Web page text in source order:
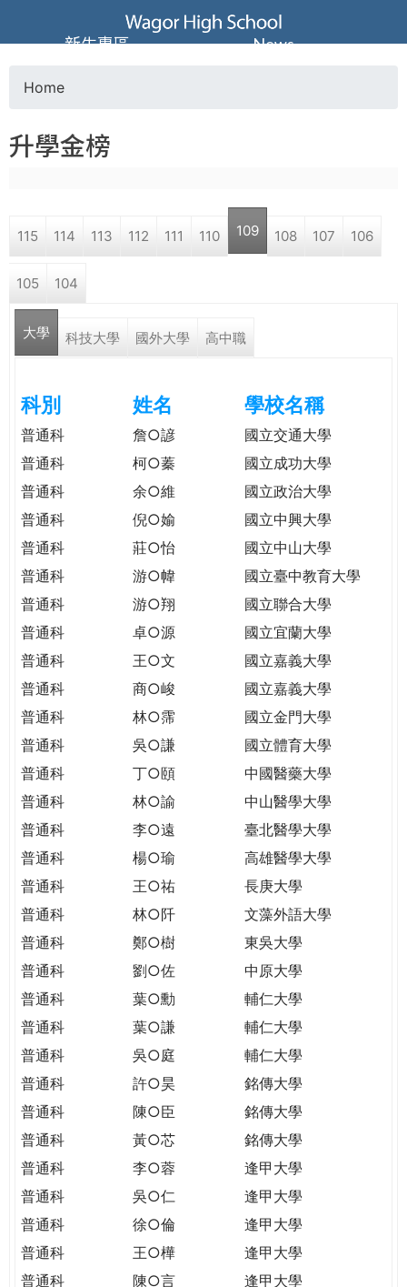
Jump to navigation
葳
格
高
學
格。
民。
WAGOR
TODAY
THE
WORLD
TOMORROW
PUTTING
YOU
THE
PATH
CITIZENSHIP
o
a
r
e
e
r
e
Home
升學金榜
115 114 113 112 111 110 109 108 107 106
105 104
大學 科技大學 國外大學 高中職
科別 姓名 學校名稱
普通科 詹○諺
國立交通大學
普通科
柯○蓁
國立成功大學
普通科
余○維
國立政治大學
普通科
倪○媮
國立中興大學
普通科
莊○怡
國立中山大學
普通科
游○幃
國立臺中教育大學
普通科
游○翔
國立聯合大學
普通科
卓○源
國立宜蘭大學
普通科
王○文
國立嘉義大學
普通科
商○峻
國立嘉義大學
普通科
林○霈
國立金門大學
普通科
吳○謙
國立體育大學
普通科
丁○頤
中國醫藥大學
普通科
林○諭
中山醫學大學
普通科
李○遠
臺北醫學大學
普通科
楊○瑜
高雄醫學大學
普通科
王○祐
長庚大學
普通科
林○阡
文藻外語大學
普通科
鄭○樹
東吳大學
普通科
劉○佐
中原大學
普通科
葉○勳
輔仁大學
普通科
葉○謙
輔仁大學
普通科
吳○庭
輔仁大學
普通科
許○昊
銘傳大學
普通科
陳○臣
銘傳大學
普通科
黃○芯
銘傳大學
普通科
李○蓉
逢甲大學
普通科
吳○仁
逢甲大學
普通科
徐○倫
逢甲大學
普通科
王○樺
逢甲大學
普通科
陳○言
逢甲大學
新生專區 News